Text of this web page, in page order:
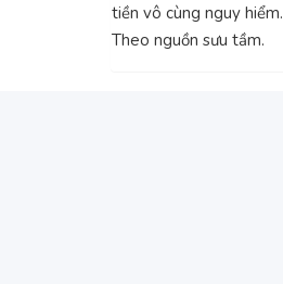
tiền vô cùng nguy hiểm.
Theo nguồn sưu tầm.